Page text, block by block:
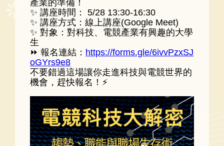
產業的準備！
✨ 講座時間： 5/28 13:30-16:30
✨ 講座方式：線上講座(Google Meet)
✨ 對象：對科技、電競產業有興趣的大學
生
⏩ 報名連結： https://forms.gle/6ivvPzxSJ
oGYrs9e8
不要錯過這場讓你走進科技與電競世界的
機會，趕快報名！⚡